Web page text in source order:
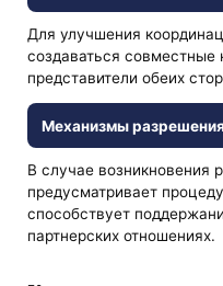
Для улучшения
создаваться совместные
представители обеих
Механизмы
В случае возникновения
предусматривает
способствует
партнерских отношениях.